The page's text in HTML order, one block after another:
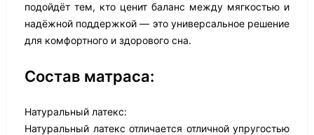
подойдёт тем, кто ценит баланс между мягкостью и
надёжной поддержкой — это универсальное решение
для комфортного и здорового сна.
Состав матраса:
Натуральный латекс:
Натуральный латекс отличается отличной упругостью